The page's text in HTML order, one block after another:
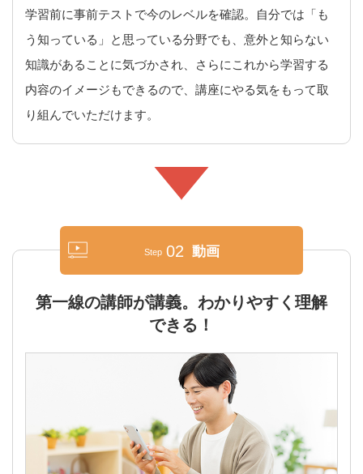
学習前に事前テストで今のレベルを確認。自分では「も
う知っている」と思っている分野でも、意外と知らない
知識があることに気づかされ、さらにこれから学習する
内容のイメージもできるので、講座にやる気をもって取
り組んでいただけます。
Step 02 動画
第一線の講師が講義。わかりやすく理解
できる！